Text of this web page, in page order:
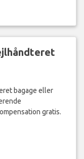
bagage eller
gratis.